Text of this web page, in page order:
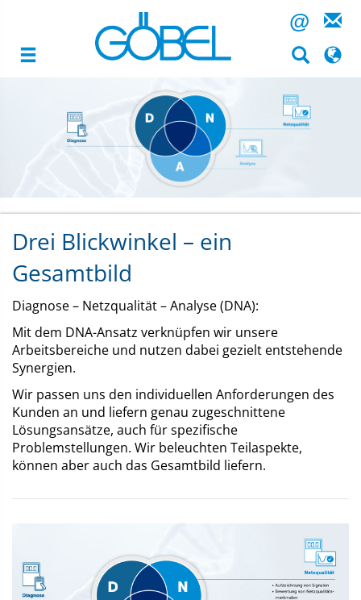
Hubert
Göbel
GmbH
@
Inhalt
Highlight
Drei Blickwinkel – ein
Gesamtbild
Diagnose – Netzqualität – Analyse (DNA):
Mit dem DNA-Ansatz verknüpfen wir unsere
Arbeitsbereiche und nutzen dabei gezielt entstehende
Synergien.
Wir passen uns den individuellen Anforderungen des
Kunden an und liefern genau zugeschnittene
Lösungsansätze, auch für spezifische
Problemstellungen. Wir beleuchten Teilaspekte,
können aber auch das Gesamtbild liefern.